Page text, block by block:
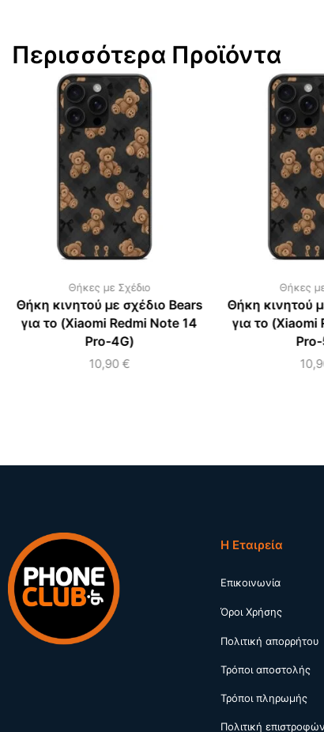
Περισσότερα Προϊόντα
Θήκες με Σχέδιο
Θήκη κινητού με σχέδιο Bears
για το (Xiaomi Redmi Note 14
Pro-4G)
10,90 €
Θήκες
Θήκη κινητού
για το (Xiaomi
Η Εταιρεία
Επικοινωνία
Όροι Χρήσης
Πολιτική απορρήτου
Τρόποι αποστολής
Τρόποι πληρωμής
Πολιτική επιστροφών